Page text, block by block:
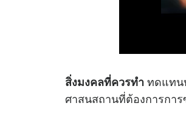
สิ่งมงคลที่ควรทำทดแทน
ศาสนสถานที่ต้องการกา